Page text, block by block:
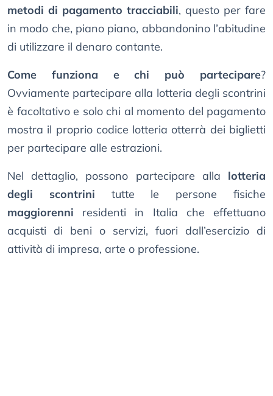
metodi di pagamento tracciabili, questo per fare
in modo che, piano piano, abbandonino l’abitudine
di utilizzare il denaro contante.
Come funziona e chi può partecipare?
Ovviamente partecipare alla lotteria degli scontrini
è facoltativo e solo chi al momento del pagamento
mostra il proprio codice lotteria otterrà dei biglietti
per partecipare alle estrazioni.
Nel dettaglio, possono partecipare alla lotteria
degli scontrini tutte le persone fisiche
maggiorenni residenti in Italia che effettuano
acquisti di beni o servizi, fuori dall’esercizio di
attività di impresa, arte o professione.